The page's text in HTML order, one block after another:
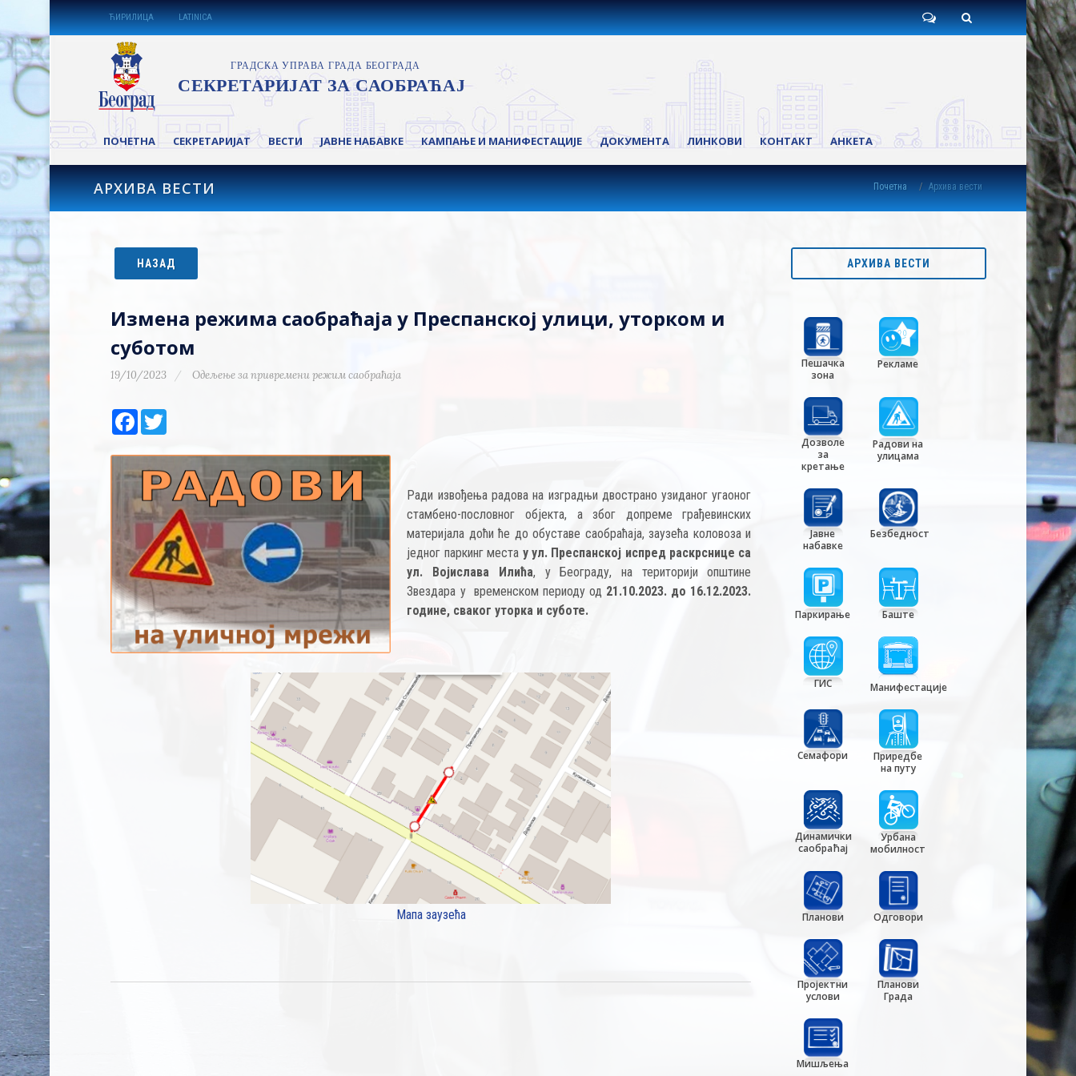
ЋИРИЛИЦА LATINICA
ПОЧЕТНА СЕКРЕТАРИЈАТ ВЕСТИ ЈАВНЕ НАБАВКЕ КАМПАЊЕ И МАНИФЕСТАЦИЈЕ ДОКУМЕНТА ЛИНКОВИ КОНТАКТ АНКЕТА
АРХИВА ВЕСТИ Почетна Архива вести
НАЗАД
Измена режима саобраћаја у Преспанској улици, уторком и
суботом
19/10/2023 Одељење за привремени режим саобраћаја
Facebook
Ради извођења радова на изградњи двострано узиданог угаоног
стамбено-пословног објекта, а због допреме грађевинских
материјала доћи ће до обуставе саобраћаја, заузећа коловоза и
једног паркинг места у ул. Преспанској испред раскрснице са
ул. Војислава Илића, у Београду, на територији општине
Звездара у временском периоду од 21.10.2023. до 16.12.2023.
године, сваког уторка и суботе.
Мапа заузећа
АРХИВА ВЕСТИ
Пешачка
зона
Рекламе
Дозволе
за
кретање
Радови на
улицама
Јавне
набавке
Безбедност
Паркирање Баште
ГИС Манифестације
Семафори
Приредбе
на путу
Динамички
саобраћај
Урбана
мобилност
Планови Одговори
Пројектни
услови
Планови
Града
Мишљења